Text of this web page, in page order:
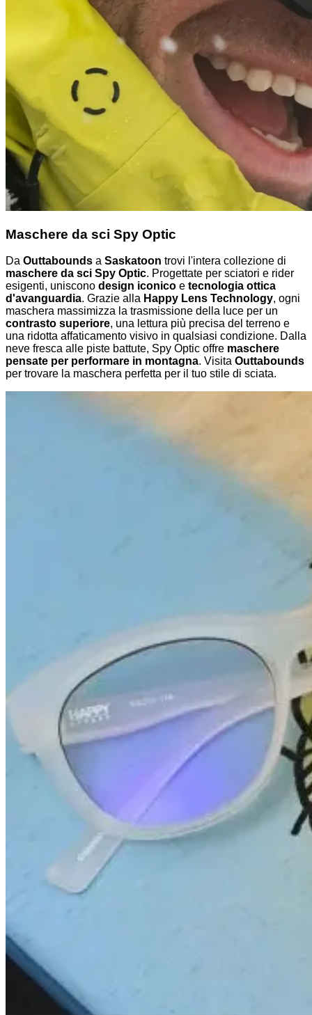
Maschere da sci Spy Optic
Da Outtabounds a Saskatoon trovi l'intera collezione di
maschere da sci Spy Optic. Progettate per sciatori e rider
esigenti, uniscono design iconico e tecnologia ottica
d'avanguardia. Grazie alla Happy Lens Technology, ogni
maschera massimizza la trasmissione della luce per un
contrasto superiore, una lettura più precisa del terreno e
una ridotta affaticamento visivo in qualsiasi condizione. Dalla
neve fresca alle piste battute, Spy Optic offre maschere
pensate per performare in montagna. Visita Outtabounds
per trovare la maschera perfetta per il tuo stile di sciata.